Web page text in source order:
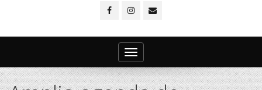
Toggle
navigation